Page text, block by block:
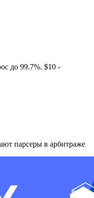
до 99.7%. $10 -
парсеры в арбитраже